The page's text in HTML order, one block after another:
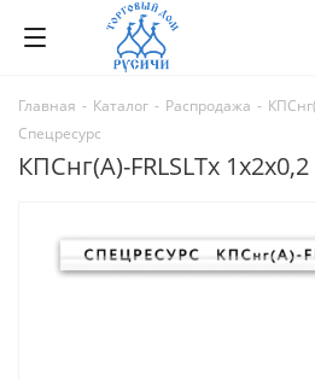
Главная - Каталог - Распродажа -
Спецресурс
КПСнг(А)-FRLSLTx